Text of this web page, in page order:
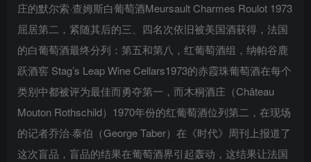
庄的默尔索·查姆斯白葡萄酒Meursault Charmes Roulot 1973
屈居第二，紧随其后的三、四名次依旧被美国酒获得，法国
的白葡萄酒最终分列：第五和第八，红葡萄酒组，纳帕谷鹿
跃酒窖 Stag’s Leap Wine Cellars1973的赤霞珠葡萄酒在每个
类别中都被评为最佳而勇夺第一，而木桐酒庄（Château
Mouton Rothschild）1970年份的红葡萄酒位列第二，在现场
的记者乔治·泰伯（George Taber）在《时代》周刊上报道了
这次盲品，盲品的结果在葡萄酒界引起轰动，这结果让法国